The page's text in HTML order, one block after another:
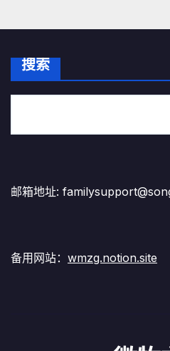
搜索
邮箱地址:
备用网站： wmzg.notion.site